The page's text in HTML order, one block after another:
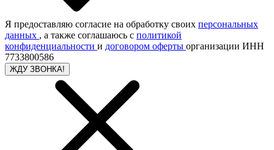
Я предоставляю согласие на обработку своих персональных
данных , а также соглашаюсь с политикой
конфиденциальности и договором оферты организации ИНН
7733800586
ЖДУ ЗВОНКА!